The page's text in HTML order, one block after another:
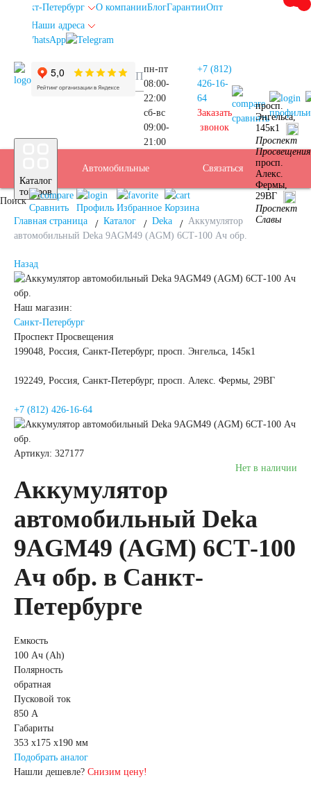
Санкт-Петербург О компанииБлогГарантииОпт
Наши адреса
пн-пт
08:00-
22:00
сб-вс
09:00-
21:00
+7 (812)
426-16-
64
Заказать
звонок
сравнить
профиль
Каталог
товаров
Автомобильные
аккумуляторы
Легковые
автомобили
50 52 53
54 55 56
58
Подбор
АКБ
Услуги
Бренды
Доставка
Оплата
Прием
Б/У
АКБ
Контакты
Связаться
Санкт-
Петербург
просп.
Энгельса,
145к1
Проспект
Просвещения
просп.
Алекс.
Фермы,
29ВГ
Проспект
Славы
Поиск
Сравнить Профиль Избранное Корзина
Главная страница
Каталог Deka
Аккумулятор
автомобильный Deka 9AGM49 (AGM) 6СТ-100 Ач обр.
Назад
Наш магазин:
Санкт-Петербург
Проспект Просвещения
199048, Россия, Санкт-Петербург, просп. Энгельса, 145к1
192249, Россия, Санкт-Петербург, просп. Алекс. Фермы, 29ВГ
+7 (812) 426-16-64
Артикул: 327177
Нет в наличии
Аккумулятор
автомобильный Deka
9AGM49 (AGM) 6СТ-100
Ач обр. в Санкт-
Петербурге
Емкость
100 Ач (Ah)
Полярность
обратная
Пусковой ток
850 А
Габариты
353 x175 x190 мм
Подобрать аналог
Нашли дешевле? Снизим цену!